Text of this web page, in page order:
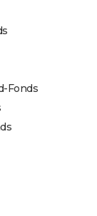
Fonds